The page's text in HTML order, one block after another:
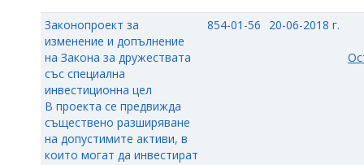
Законопроект за
изменение и допълнение
на Закона за дружествата
със специална
инвестиционна цел
В проекта се предвижда
съществено разширяване
на допустимите активи, в
които могат да инвестират
854-01-56 20-06-2018 г.